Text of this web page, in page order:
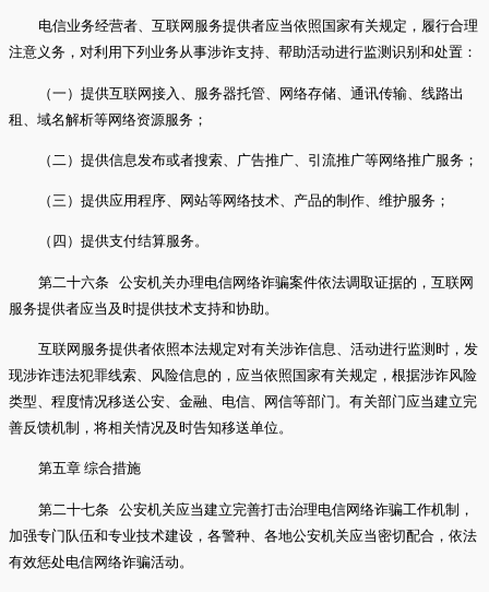
电信业务经营者、互联网服务提供者应当依照国家有关规定，履行合理
注意义务，对利用下列业务从事涉诈支持、帮助活动进行监测识别和处置：
（一）提供互联网接入、服务器托管、网络存储、通讯传输、线路出
租、域名解析等网络资源服务；
（二）提供信息发布或者搜索、广告推广、引流推广等网络推广服务；
（三）提供应用程序、网站等网络技术、产品的制作、维护服务；
（四）提供支付结算服务。
第二十六条 公安机关办理电信网络诈骗案件依法调取证据的，互联网
服务提供者应当及时提供技术支持和协助。
互联网服务提供者依照本法规定对有关涉诈信息、活动进行监测时，发
现涉诈违法犯罪线索、风险信息的，应当依照国家有关规定，根据涉诈风险
类型、程度情况移送公安、金融、电信、网信等部门。有关部门应当建立完
善反馈机制，将相关情况及时告知移送单位。
第五章 综合措施
第二十七条 公安机关应当建立完善打击治理电信网络诈骗工作机制，
加强专门队伍和专业技术建设，各警种、各地公安机关应当密切配合，依法
有效惩处电信网络诈骗活动。